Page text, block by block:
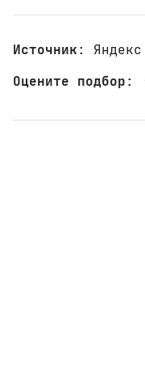
Источник:
Оцените подбор: